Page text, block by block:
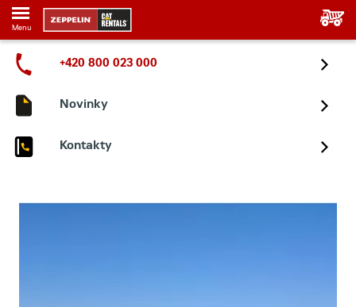
Menu
+420 800 023 000
Novinky
Kontakty